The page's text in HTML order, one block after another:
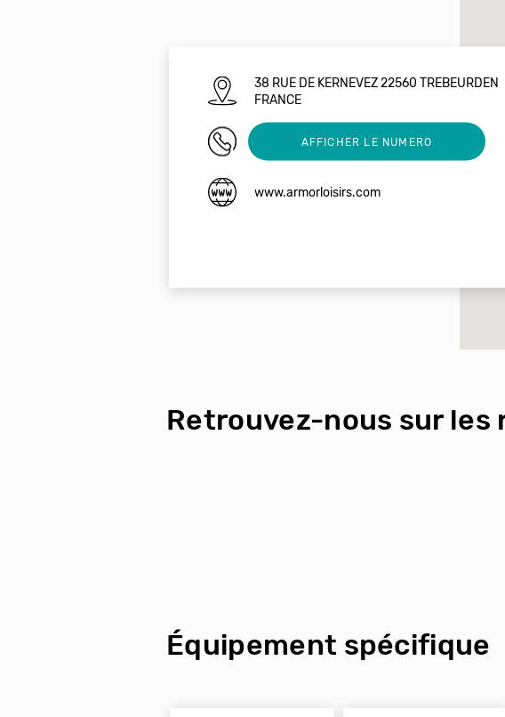
38 RUE DE KERNEVEZ 22560 TREBEURDEN
FRANCE
02 96 23 52 31AFFICHER LE NUMERO
www.armorloisirs.com
Équipement spécifique
Retrouvez-nous sur les